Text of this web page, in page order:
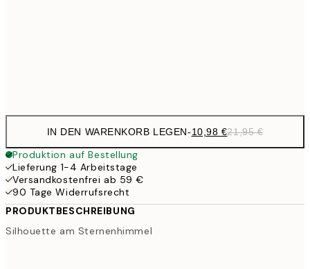
IN DEN WARENKORB LEGEN-10,98 €21,95 €
Produktion auf Bestellung
Lieferung 1-4 Arbeitstage
Versandkostenfrei ab 59 €
90 Tage Widerrufsrecht
PRODUKTBESCHREIBUNG
Silhouette am Sternenhimmel